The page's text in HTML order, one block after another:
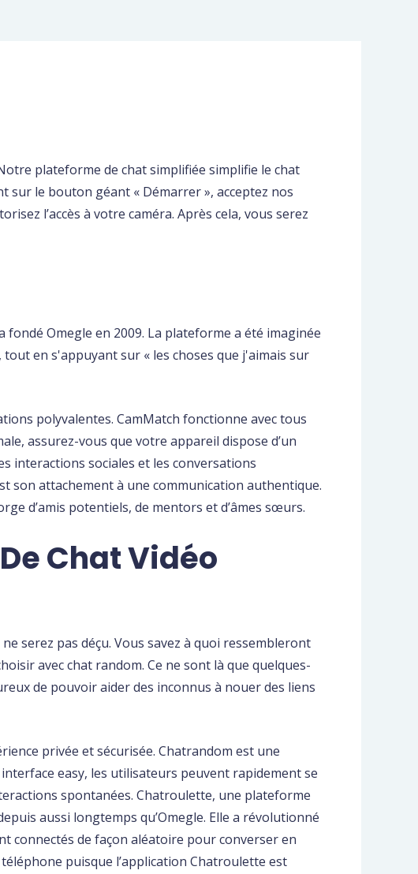
plateforme de chat simplifiée simplifie le chat
sur le bouton géant « Démarrer », acceptez nos
l’accès à votre caméra. Après cela, vous serez
Omegle en 2009. La plateforme a été imaginée
en s'appuyant sur « les choses que j'aimais sur
polyvalentes. CamMatch fonctionne avec tous
assurez-vous que votre appareil dispose d’un
interactions sociales et les conversations
son attachement à une communication authentique.
d’amis potentiels, de mentors et d’âmes sœurs.
Chat Vidéo
serez pas déçu. Vous savez à quoi ressembleront
avec chat random. Ce ne sont là que quelques-
de pouvoir aider des inconnus à nouer des liens
privée et sécurisée. Chatrandom est une
easy, les utilisateurs peuvent rapidement se
spontanées. Chatroulette, une plateforme
aussi longtemps qu’Omegle. Elle a révolutionné
connectés de façon aléatoire pour converser en
puisque l’application Chatroulette est